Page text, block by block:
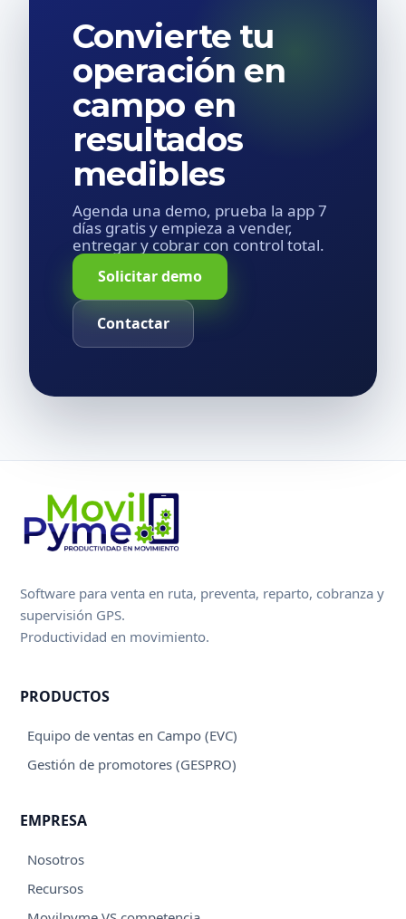
Convierte tu
operación en
campo en
resultados
medibles
Agenda una demo, prueba la app 7
días gratis y empieza a vender,
entregar y cobrar con control total.
Solicitar demo
Contactar
Software para venta en ruta, preventa, reparto, cobranza y
supervisión GPS.
Productividad en movimiento.
PRODUCTOS
Equipo de ventas en Campo (EVC)
Gestión de promotores (GESPRO)
EMPRESA
Nosotros
Recursos